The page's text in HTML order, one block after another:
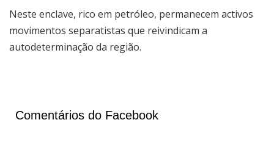
Neste enclave, rico em petróleo, permanecem activos
movimentos separatistas que reivindicam a
autodeterminação da região.
Comentários do Facebook